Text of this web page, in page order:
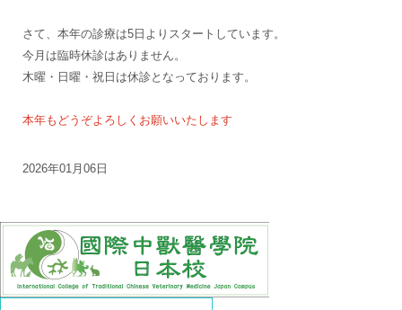
さて、本年の診療は5日よりスタートしています。
今月は臨時休診はありません。
木曜・日曜・祝日は休診となっております。
本年もどうぞよろしくお願いいたします
2026年01月06日